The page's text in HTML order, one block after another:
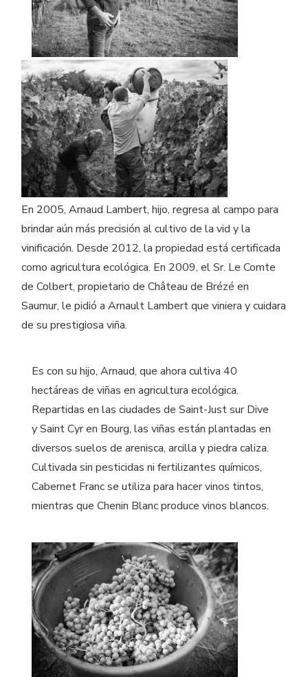
En 2005, Arnaud Lambert, hijo, regresa al campo para
brindar aún más precisión al cultivo de la vid y la
vinificación. Desde 2012, la propiedad está certificada
como agricultura ecológica. En 2009, el Sr. Le Comte
de Colbert, propietario de Château de Brézé en
Saumur, le pidió a Arnault Lambert que viniera y cuidara
de su prestigiosa viña.
Es con su hijo, Arnaud, que ahora cultiva 40
hectáreas de viñas en agricultura ecológica.
Repartidas en las ciudades de Saint-Just sur Dive
y Saint Cyr en Bourg, las viñas están plantadas en
diversos suelos de arenisca, arcilla y piedra caliza.
Cultivada sin pesticidas ni fertilizantes químicos,
Cabernet Franc se utiliza para hacer vinos tintos,
mientras que Chenin Blanc produce vinos blancos.